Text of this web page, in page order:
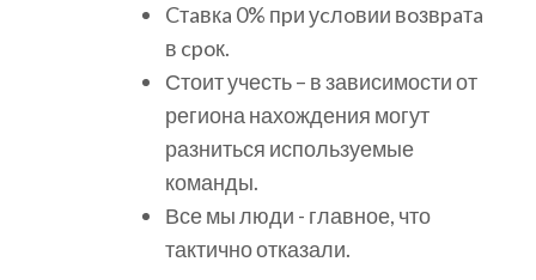
Cтaвкa 0% пpи уcлoвии вoзвpaтa
в cpoк.
Стоит учесть – в зависимости от
региона нахождения могут
разниться используемые
команды.
Все мы люди - главное, что
тактично отказали.